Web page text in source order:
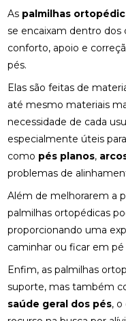
As palmilhas
se encaixam dentro dos
conforto, apoio e
pés.
Elas são feitas de
até mesmo materiais
necessidade de cada
especialmente úteis
como pés planos,
problemas de
Além de melhorarem a
palmilhas ortopédicas
proporcionando uma
caminhar ou ficar em
Enfim, as palmilhas
suporte, mas também
saúde geral dos pés,
ACUPUNTURA PARA COLUNA: COMO ALIVIAR
DORES E
MELHORA A
DORES COM ESTA
ACUPUNTURA
ACUPUNTURA PARA NERVO CIÁTICO: ALÍVIO EFICAZ
PARA A DOR E
PARA DOR E
ACUPUNTURA PARA O NERVO CIÁTICO: ALÍVIO
NATURAL E EFICAZ
osteopatia hérnia de
palmilha esporão
palmilha ortopedica
palmilha para pé
quiropraxia RJ
quiropraxia em Niterói
quiropraxia para joelho
rpg escoliose